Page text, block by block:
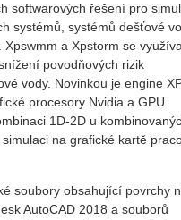
softwarových řešení pro
systémů, systémů dešťové
Xpswmm a Xpstorm se
povodňových rizik
vody. Novinkou je engine
procesory Nvidia a GPU
1D-2D u
na grafické kartě
soubory obsahující povrchy
AutoCAD 2018 a souborů